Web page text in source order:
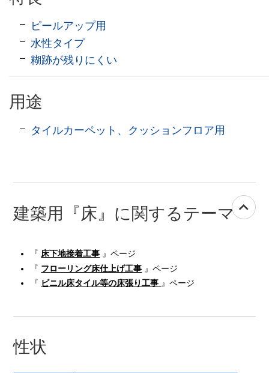
ピールアップ用
水性タイプ
糊跡が残りにくい
用途
タイルカーペット、クッションフロア用
建築用『床』に関するテーマ
『 床下地接着工事 』ページ
『 フローリング床仕上げ工事 』ページ
『 ビニル床タイル等の床張り工事 』ページ
性状